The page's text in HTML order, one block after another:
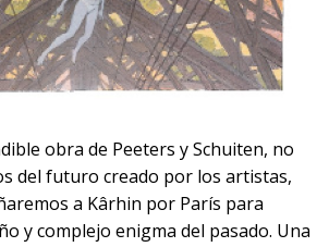
obra de Peeters y Schuiten, no
del futuro creado por los artistas,
a Kârhin por París para
y complejo enigma del pasado. Una